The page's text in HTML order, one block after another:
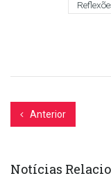
Anterior
Notícias